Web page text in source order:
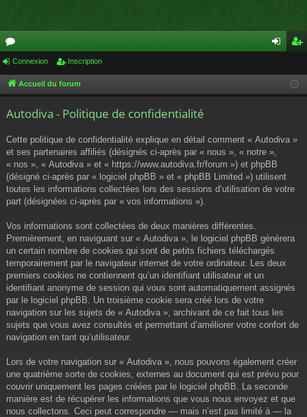
or
u cri
Connexion Inscription
Accueil du forum
Autodiva - Politique de confidentialité
Cette politique de confidentialité explique en détail comment « Autodiva »
et ses partenaires affiliés (désignés ci-après par « nous », « notre »,
« nos », « Autodiva » et « https://www.autodiva.fr/forum ») et phpBB
(désigné ci-après par « logiciel phpBB » et « phpBB Limited ») utilisent
toutes les informations collectées lors des sessions d’utilisation de votre
part (désignées ci-après par « vos informations »).
Vos informations sont collectées de deux manières différentes.
Premièrement, en naviguant sur « Autodiva », le logiciel phpBB génèrera
un certain nombre de cookies qui sont de petits fichiers téléchargés
temporairement par le navigateur internet de votre ordinateur. Les deux
premiers cookies ne contiennent qu’un identifiant utilisateur et un
identifiant anonyme de session qui vous sont automatiquement assignés
par le logiciel phpBB. Un troisième cookie sera créé lors de votre
navigation sur les sujets de « Autodiva », archivant de ce fait tous les
sujets que vous avez consultés et permettant d’améliorer votre confort de
navigation en tant qu’utilisateur.
Lors de votre navigation sur « Autodiva », nous pouvons également créer
une quatrième sorte de cookies, externes au document qui est prévu pour
couvrir uniquement les pages créées par le logiciel phpBB. La seconde
manière est de récupérer les informations que vous nous envoyez et que
nous collectons. Ceci peut correspondre — mais n’est pas limité à — la